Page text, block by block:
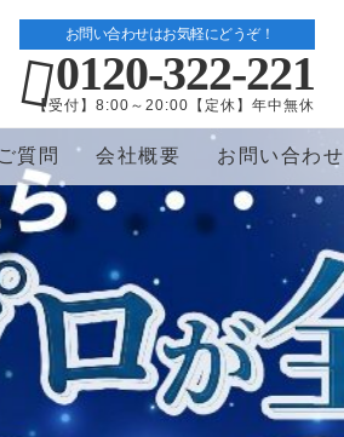
お問い合わせはお気軽にどうぞ！
0120-322-221
【受付】8:00～20:00【定休】年中無休
質問 会社概要 お問い合わせ